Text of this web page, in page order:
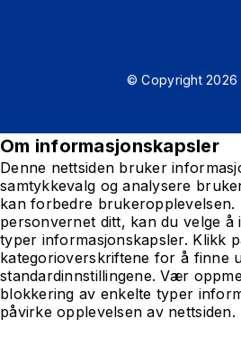
© Copyright 2026
Om informasjonskapsler
Denne nettsiden bruker
samtykkevalg og analysere
kan forbedre brukeropplevelsen.
personvernet ditt, kan du velge å
typer informasjonskapsler. Klikk
kategorioverskriftene for å finne
standardinnstillingene. Vær
blokkering av enkelte typer
påvirke opplevelsen av nettsiden.